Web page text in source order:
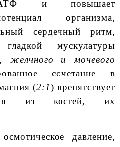
АТФ и повышает
организма,
сердечный ритм,
мускулатуры
желчного и мочевого
сочетание в
(2:1) препятствует
из костей, их
давление,